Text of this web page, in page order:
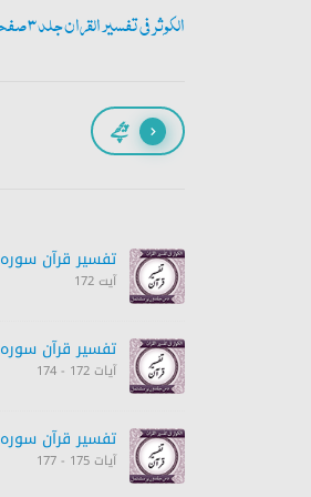
الکوثر فی تفسیر القران جلد 3 صفحہ 328
پیچھے
تفسیر قرآن سورہ ‎الأعراف‎
آیت 172
تفسیر قرآن سورہ ‎الأعراف‎
آیات 172 - 174
تفسیر قرآن سورہ ‎الأعراف‎
آیات 175 - 177